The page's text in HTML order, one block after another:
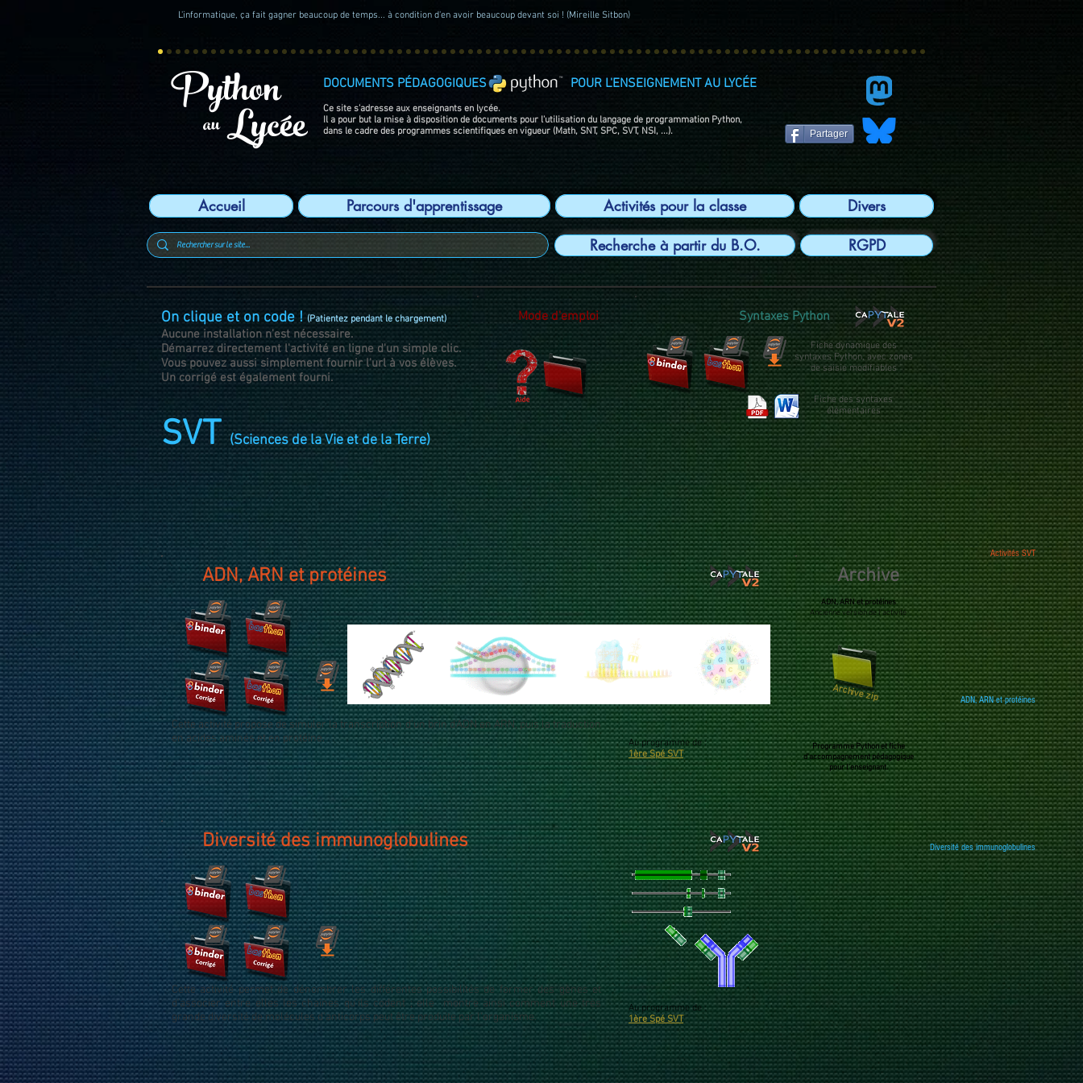
L'informatique, ça fait gagner beaucoup de temps... à condition d'en avoir beaucoup devant soi ! (Mireille Sitbon)
Python
Lycée
au
Ce site s'adresse aux enseignants en lycée.
Il a pour but la mise à disposition de documents pour l'utilisation du langage de programmation Python,
dans le cadre des programmes scientifiques en vigueur (Math, SNT, SPC, SVT, NSI, ...).
DOCUMENTS PÉDAGOGIQUES POUR L'ENSEIGNEMENT AU LYCÉE
Partager
Accueil Parcours d'apprentissage Activités pour la classe Divers
Recherche à partir du B.O. RGPD
Activités SVT
ADN, ARN et protéines
Diversité des immunoglobulines
On clique et on code !(Patientez pendant le chargement)
Aucune installation n'est nécessaire.
Démarrez directement l'activité en ligne d'un simple clic.
Vous pouvez aussi simplement fournir l'url à vos élèves.
Un corrigé est également fourni.
SVT(Sciences de la Vie et de la Terre)
Mode d'emploi Syntaxes Python
Fiche dynamique des
syntaxes Python, avec zones
de saisie modifiables
Fiche des syntaxes
élémentaires
ADN, ARN et protéines
Cette activité propose de simuler la transcription d'un brin d'ADN en ARN,puis la traduction
en acides aminés et en protéine.
Au programme de :
1ère Spé SVT
Archive
ADN, ARN et protéines
Ancienne version de l'activité
Archive zip
Programme Python et fiche
d'accompagnement pédagogique
pour l'enseignant.
Diversité des immunoglobulines
Cette activité permet de dénombrer les différentes possibilités de former des gènes et
d'associer entre elles les chaînes qu'ils codent ; elle montre ainsi comment une très
grande diversité de molécules d'anticorps peut être produite par l'organisme.
Au programme de :
1ère Spé SVT